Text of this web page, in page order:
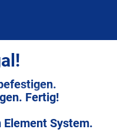
Fertig!
System.